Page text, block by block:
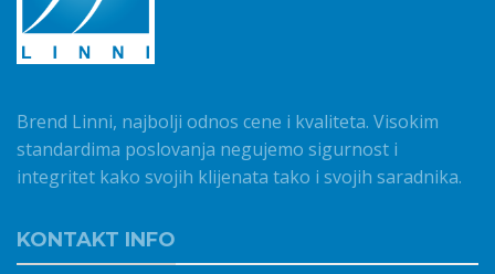
Brend Linni, najbolji odnos cene i kvaliteta. Visokim
standardima poslovanja negujemo sigurnost i
integritet kako svojih klijenata tako i svojih saradnika.
KONTAKT INFO